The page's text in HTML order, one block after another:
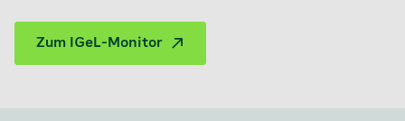
Zum IGeL-Monitor